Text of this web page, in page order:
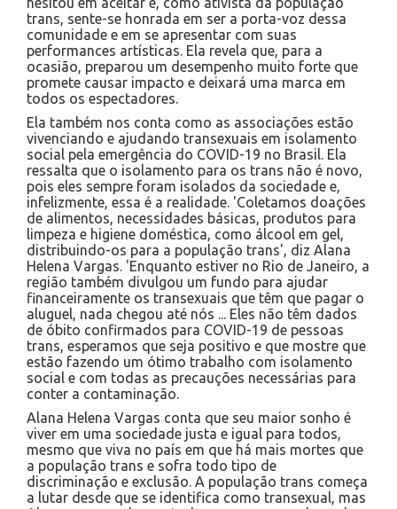
trans, sente-se honrada em ser a porta-voz dessa
comunidade e em se apresentar com suas
performances artísticas. Ela revela que, para a
ocasião, preparou um desempenho muito forte que
promete causar impacto e deixará uma marca em
todos os espectadores.
Ela também nos conta como as associações estão
vivenciando e ajudando transexuais em isolamento
social pela emergência do COVID-19 no Brasil. Ela
ressalta que o isolamento para os trans não é novo,
pois eles sempre foram isolados da sociedade e,
infelizmente, essa é a realidade. 'Coletamos doações
de alimentos, necessidades básicas, produtos para
limpeza e higiene doméstica, como álcool em gel,
distribuindo-os para a população trans', diz Alana
Helena Vargas. 'Enquanto estiver no Rio de Janeiro, a
região também divulgou um fundo para ajudar
financeiramente os transexuais que têm que pagar o
aluguel, nada chegou até nós ... Eles não têm dados
de óbito confirmados para COVID-19 de pessoas
trans, esperamos que seja positivo e que mostre que
estão fazendo um ótimo trabalho com isolamento
social e com todas as precauções necessárias para
conter a contaminação.
Alana Helena Vargas conta que seu maior sonho é
viver em uma sociedade justa e igual para todos,
mesmo que viva no país em que há mais mortes que
a população trans e sofra todo tipo de
discriminação e exclusão. A população trans começa
a lutar desde que se identifica como transexual, mas